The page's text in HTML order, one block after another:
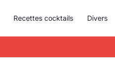
Recettes cocktails Divers
c
h